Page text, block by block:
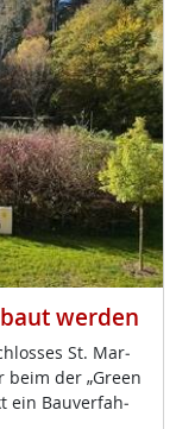
werden
St. Mar­
der „Gre­en
ein Bau­ver­fah­